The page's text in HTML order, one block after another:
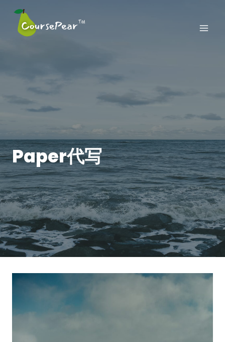
content
Paper代写